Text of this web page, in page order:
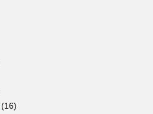
(16)